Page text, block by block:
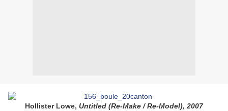
Hollister Lowe, Untitled (Re-Make / Re-Model), 2007